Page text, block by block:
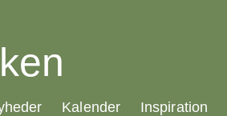
22.0:
Kalender 23.0:
Inspiration